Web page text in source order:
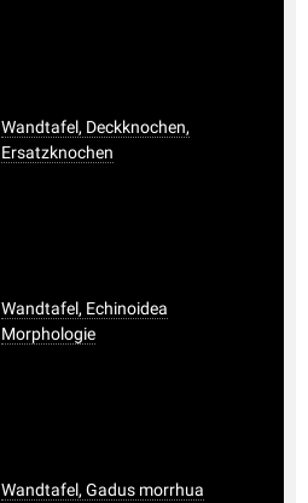
Wandtafel, Deckknochen,
Ersatzknochen
Wandtafel, Echinoidea
Morphologie
Wandtafel, Gadus morrhua